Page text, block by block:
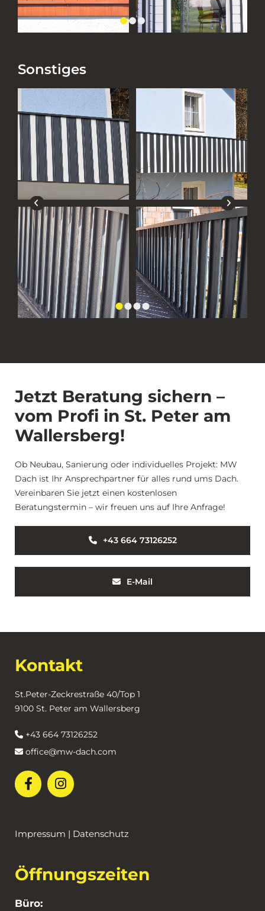
Sonstiges
Jetzt Beratung sichern –
vom Profi in St. Peter am
Wallersberg!
Ob Neubau, Sanierung oder individuelles Projekt: MW
Dach ist Ihr Ansprechpartner für alles rund ums Dach.
Vereinbaren Sie jetzt einen kostenlosen
Beratungstermin – wir freuen uns auf Ihre Anfrage!
+43 664 73126252
E-Mail
Kontakt
St.Peter-Zeckrestraße 40/Top 1
9100 St. Peter am Wallersberg
 +43 664 73126252
 office@mw-dach.com
Impressum | Datenschutz
Öffnungszeiten
Büro: